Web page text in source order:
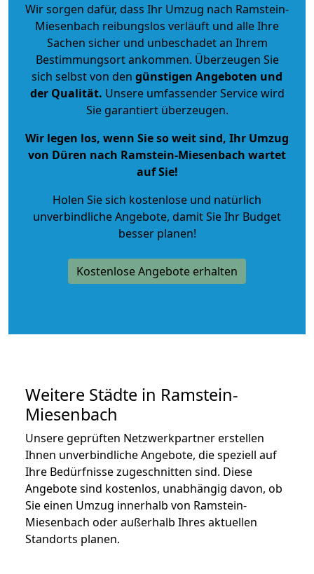
Wir sorgen dafür, dass Ihr Umzug nach Ramstein-
Miesenbach reibungslos verläuft und alle Ihre
Sachen sicher und unbeschadet an Ihrem
Bestimmungsort ankommen. Überzeugen Sie
sich selbst von den günstigen Angeboten und
der Qualität. Unsere umfassender Service wird
Sie garantiert überzeugen.
Wir legen los, wenn Sie so weit sind, Ihr Umzug
von Düren nach Ramstein-Miesenbach wartet
auf Sie!
Holen Sie sich kostenlose und natürlich
unverbindliche Angebote, damit Sie Ihr Budget
besser planen!
Kostenlose Angebote erhalten
Weitere Städte in Ramstein-
Miesenbach
Unsere geprüften Netzwerkpartner erstellen
Ihnen unverbindliche Angebote, die speziell auf
Ihre Bedürfnisse zugeschnitten sind. Diese
Angebote sind kostenlos, unabhängig davon, ob
Sie einen Umzug innerhalb von Ramstein-
Miesenbach oder außerhalb Ihres aktuellen
Standorts planen.